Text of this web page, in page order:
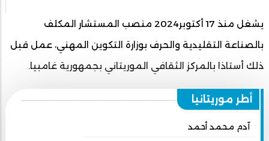
يشغل منذ 17 أكتوبر2024 منصب المستشار المكلف
بالصناعة التقليدية والحرف بوزارة التكوين المهني، عمل قبل
ذلك أستاذا بالمركز الثقافي الموريتاني بجمهورية غامبيا.
أطر موريتانيا
آدم محمد أحمد